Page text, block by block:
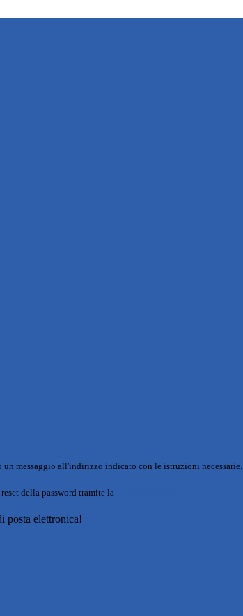
un messaggio all'indirizzo indicato con le istruzioni necessarie.
della password tramite la
posta elettronica!